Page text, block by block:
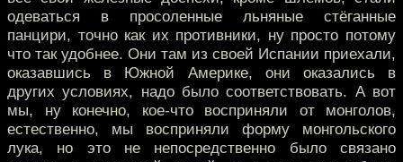
одеваться в просоленные льняные стёганные
панцири, точно как их противники, ну просто потому
что так удобнее. Они там из своей Испании приехали,
оказавшись в Южной Америке, они оказались в
других условиях, надо было соответствовать. А вот
мы, ну конечно, кое-что восприняли от монголов,
естественно, мы восприняли форму монгольского
лука, но это не непосредственно было связано